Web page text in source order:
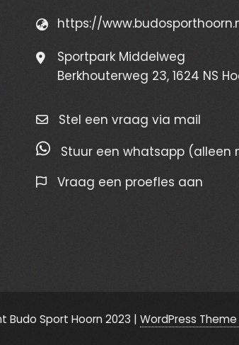
https://
Sportpark Middelweg
Berkhouterweg 23, 1624 NS
Stel een vraag via mail
Stuur een whatsapp (alleen
Vraag een proefles aan
Budo Sport Hoorn 2023 | WordPress